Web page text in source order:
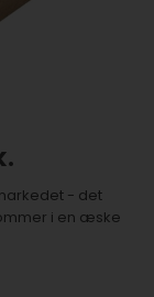
- det
i en æske